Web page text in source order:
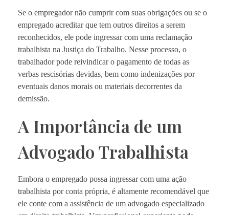
Se o empregador não cumprir com suas obrigações ou se o
empregado acreditar que tem outros direitos a serem
reconhecidos, ele pode ingressar com uma reclamação
trabalhista na Justiça do Trabalho. Nesse processo, o
trabalhador pode reivindicar o pagamento de todas as
verbas rescisórias devidas, bem como indenizações por
eventuais danos morais ou materiais decorrentes da
demissão.
A Importância de um
Advogado Trabalhista
Embora o empregado possa ingressar com uma ação
trabalhista por conta própria, é altamente recomendável que
ele conte com a assistência de um advogado especializado